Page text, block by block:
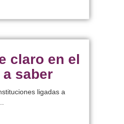
claro en el
saber
ligadas a